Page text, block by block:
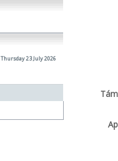
Thursday 23 July 2026